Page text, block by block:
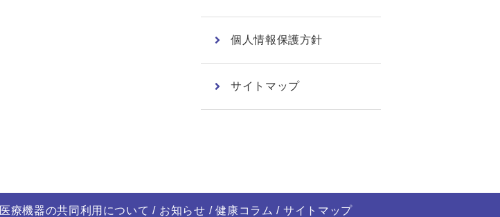
個人情報保護方針
サイトマップ
医療機器の共同利用について お知らせ 健康コラム サイトマップ